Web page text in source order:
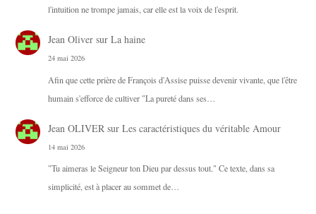
l'intuition ne trompe jamais, car elle est la voix de l'esprit.
Jean Oliversur La haine
24 mai 2026
Afin que cette prière de François d'Assise puisse devenir vivante, que l'être
humain s'efforce de cultiver "La pureté dans ses…
Jean OLIVERsur Les caractéristiques du véritable Amour
14 mai 2026
"Tu aimeras le Seigneur ton Dieu par dessus tout." Ce texte, dans sa
simplicité, est à placer au sommet de…